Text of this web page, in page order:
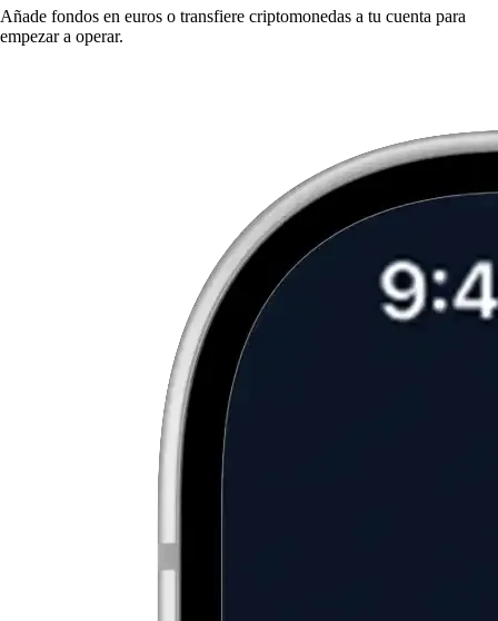
Añade fondos en euros o transfiere criptomonedas a tu cuenta para
empezar a operar.